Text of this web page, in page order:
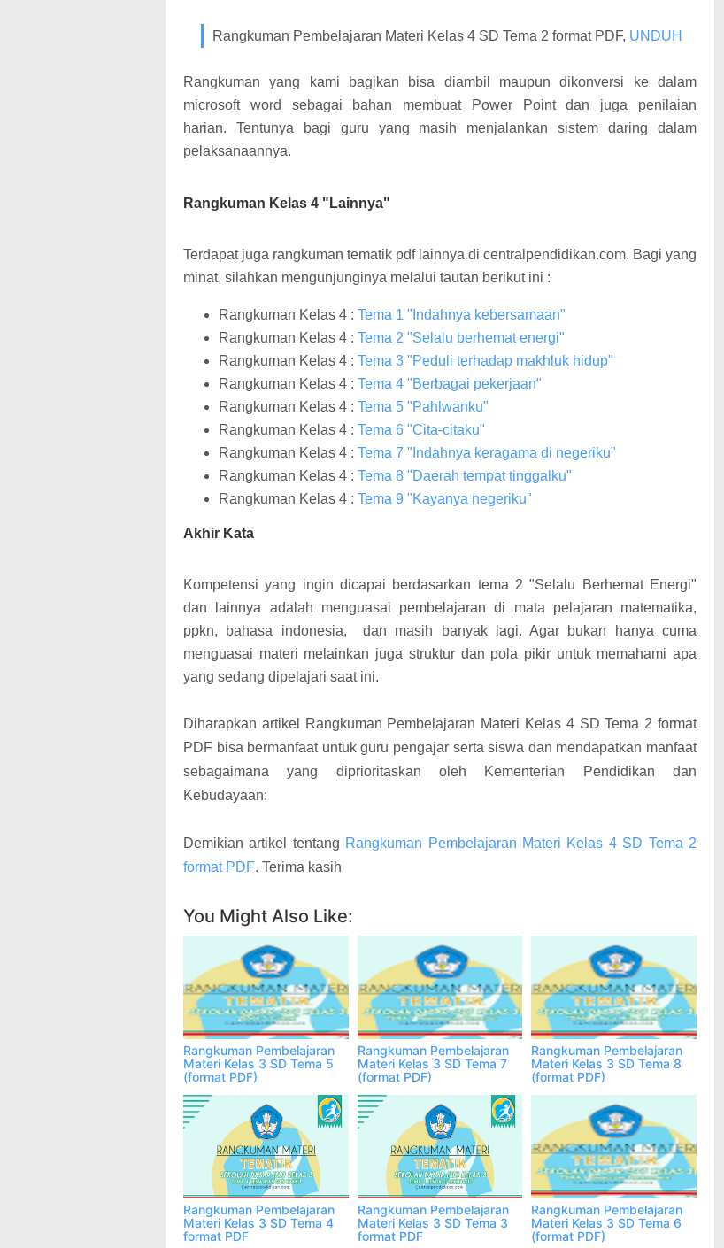
Rangkuman Pembelajaran Materi Kelas 4 SD Tema 2 format PDF, UNDUH
Rangkuman yang kami bagikan bisa diambil maupun dikonversi ke dalam
microsoft word sebagai bahan membuat Power Point dan juga penilaian
harian. Tentunya bagi guru yang masih menjalankan sistem daring dalam
pelaksanaannya.
Rangkuman Kelas 4 "Lainnya"
Terdapat juga rangkuman tematik pdf lainnya di centralpendidikan.com. Bagi yang
minat, silahkan mengunjunginya melalui tautan berikut ini :
Rangkuman Kelas 4 : Tema 1 "Indahnya kebersamaan"
Rangkuman Kelas 4 : Tema 2 "Selalu berhemat energi"
Rangkuman Kelas 4 : Tema 3 "Peduli terhadap makhluk hidup"
Rangkuman Kelas 4 : Tema 4 "Berbagai pekerjaan"
Rangkuman Kelas 4 : Tema 5 "Pahlwanku"
Rangkuman Kelas 4 : Tema 6 "Cita-citaku"
Rangkuman Kelas 4 : Tema 7 "Indahnya keragama di negeriku"
Rangkuman Kelas 4 : Tema 8 "Daerah tempat tinggalku"
Rangkuman Kelas 4 : Tema 9 "Kayanya negeriku"
Akhir Kata
Kompetensi yang ingin dicapai berdasarkan tema 2 "Selalu Berhemat Energi"
dan lainnya adalah menguasai pembelajaran di mata pelajaran matematika,
ppkn, bahasa indonesia, dan masih banyak lagi. Agar bukan hanya cuma
menguasai materi melainkan juga struktur dan pola pikir untuk memahami apa
yang sedang dipelajari saat ini.
Diharapkan artikel Rangkuman Pembelajaran Materi Kelas 4 SD Tema 2 format
PDF bisa bermanfaat untuk guru pengajar serta siswa dan mendapatkan manfaat
sebagaimana yang diprioritaskan oleh Kementerian Pendidikan dan
Kebudayaan:
Demikian artikel tentang Rangkuman Pembelajaran Materi Kelas 4 SD Tema 2
format PDF. Terima kasih
Facebook Twitter
You Might Also Like:
Rangkuman Pembelajaran
Materi Kelas 3 SD Tema 5
(format PDF)
Rangkuman Pembelajaran
Materi Kelas 3 SD Tema 7
(format PDF)
Rangkuman Pembelajaran
Materi Kelas 3 SD Tema 8
(format PDF)
Rangkuman Pembelajaran
Rangkuman Pembelajaran
Rangkuman Pembelajaran